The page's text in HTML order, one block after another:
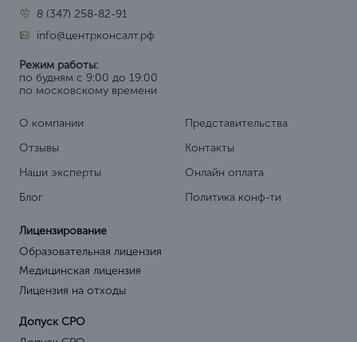
8 (347) 258-82-91
info@центрконсалт.рф
Режим работы:
по будням с 9:00 до 19:00
по московскому времени
О компании
Отзывы
Наши эксперты
Блог
Представительства
Контакты
Онлайн оплата
Политика конф-ти
Лицензирование
Образовательная лицензия
Медицинская лицензия
Лицензия на отходы
Допуск СРО